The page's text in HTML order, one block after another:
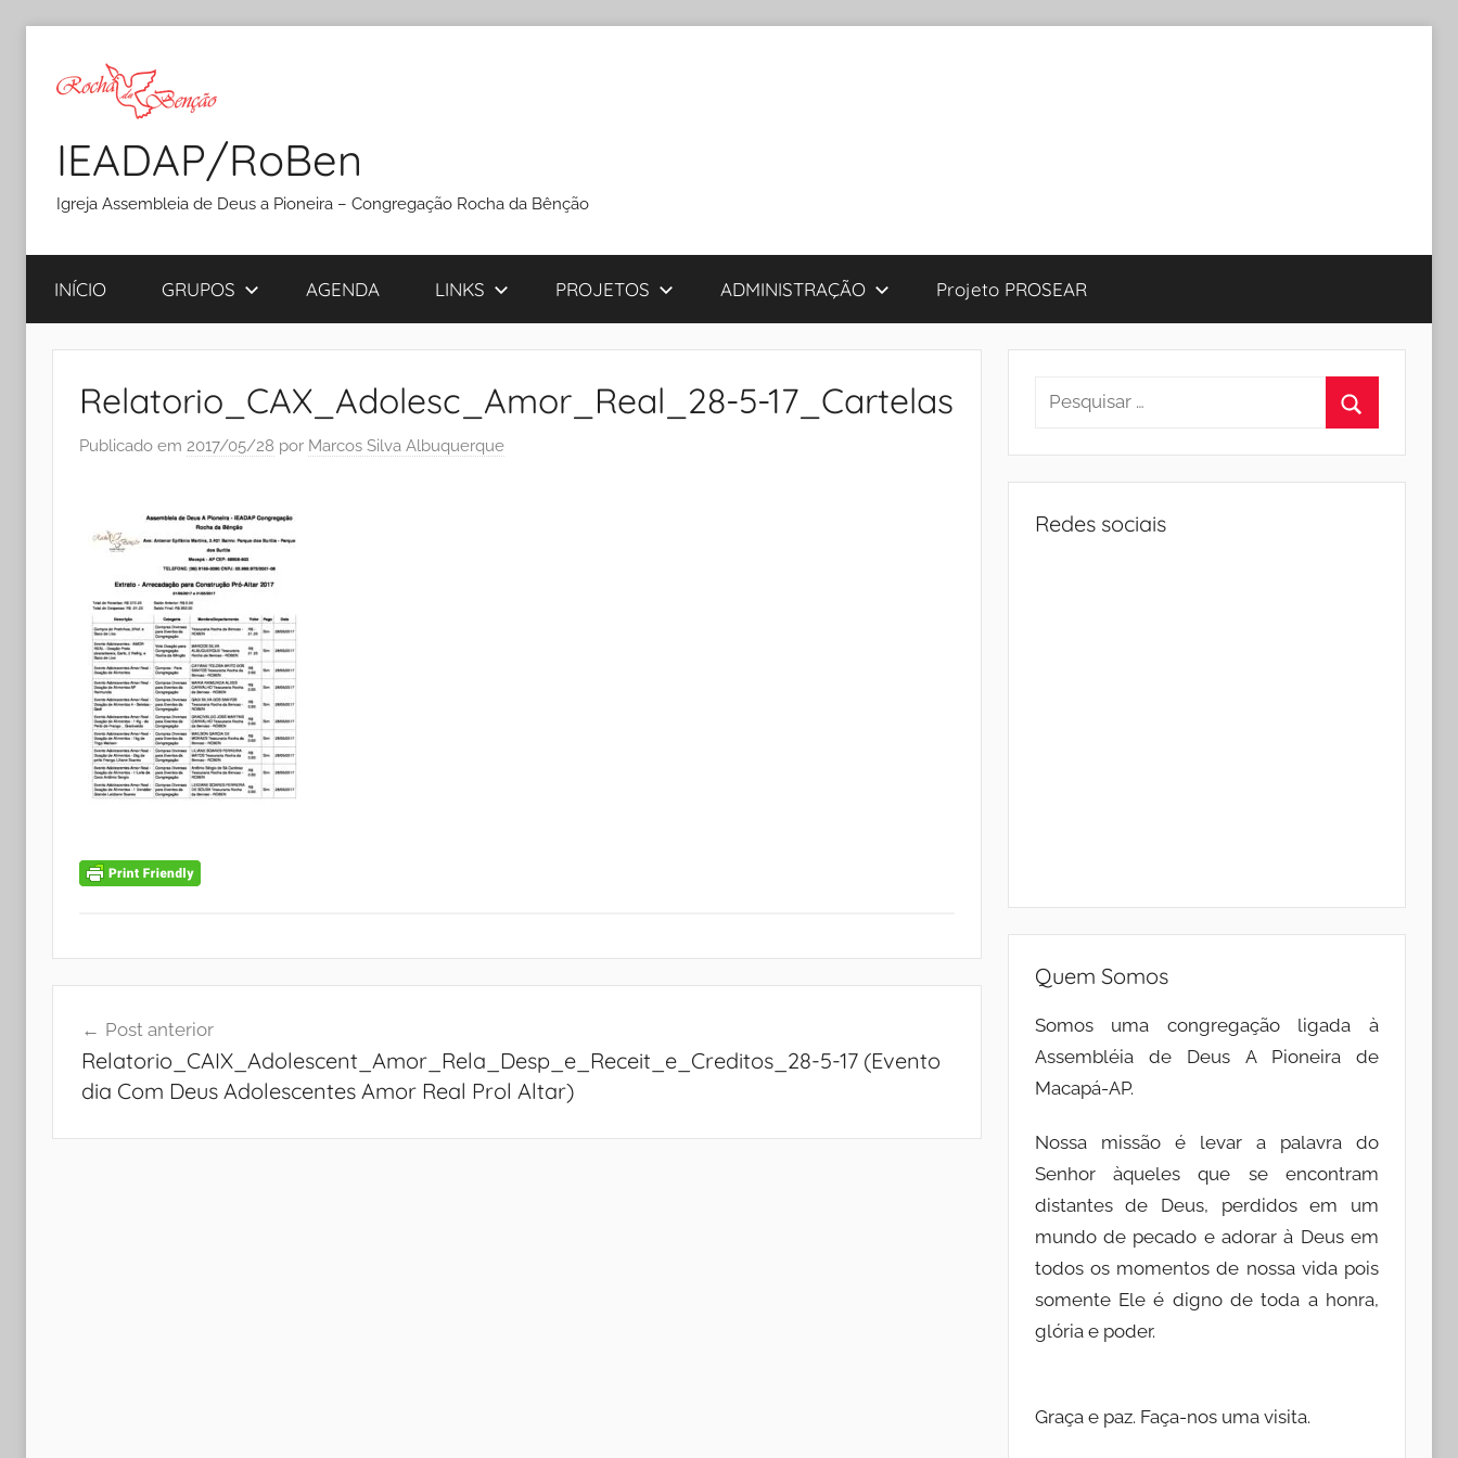
IEADAP/RoBen
Igreja Assembleia de Deus a Pioneira – Congregação Rocha da Bênção
INÍCIO GRUPOS AGENDA LINKS PROJETOS ADMINISTRAÇÃO Projeto PROSEAR
Relatorio_CAX_Adolesc_Amor_Real_28-5-17_Cartelas
Publicado em 2017/05/28 por Marcos Silva Albuquerque
de
Post
Post anterior
Relatorio_CAIX_Adolescent_Amor_Rela_Desp_e_Receit_e_Creditos_28-5-17 (Evento
dia Com Deus Adolescentes Amor Real Prol Altar)
Pesquisar
Redes sociais
Quem Somos
Somos uma congregação ligada à
Assembléia de Deus A Pioneira de
Macapá-AP.
Nossa missão é levar a palavra do
Senhor àqueles que se encontram
distantes de Deus, perdidos em um
mundo de pecado e adorar à Deus em
todos os momentos de nossa vida pois
somente Ele é digno de toda a honra,
glória e poder.
Graça e paz. Faça-nos uma visita.